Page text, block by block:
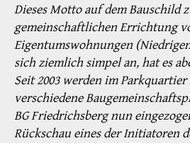
Dieses Motto auf dem Bauschild
gemeinschaftlichen Errichtung
Eigentumswohnungen
sich ziemlich simpel an, hat es
Seit 2003 werden im
verschiedene
BG Friedrichsberg nun
Rückschau eines der Initiatoren